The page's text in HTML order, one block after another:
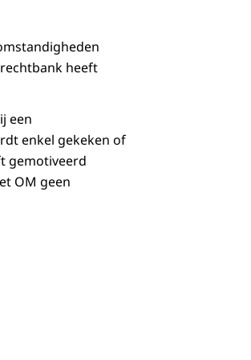
heeft
een
enkel gekeken of
gemotiveerd
OM geen